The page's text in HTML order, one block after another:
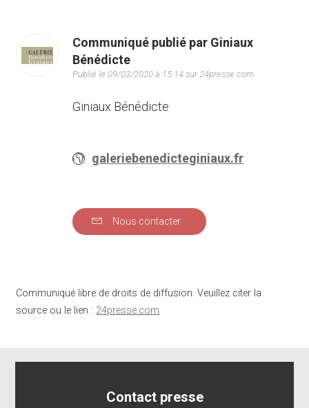
Communiqué publié par Giniaux
Bénédicte
Publié le 09/03/2020 à 15:14 sur 24presse.com
Giniaux Bénédicte
galeriebenedicteginiaux.fr
Nous contacter
Communiqué libre de droits de diffusion. Veuillez citer la
source ou le lien : 24presse.com
Contact presse